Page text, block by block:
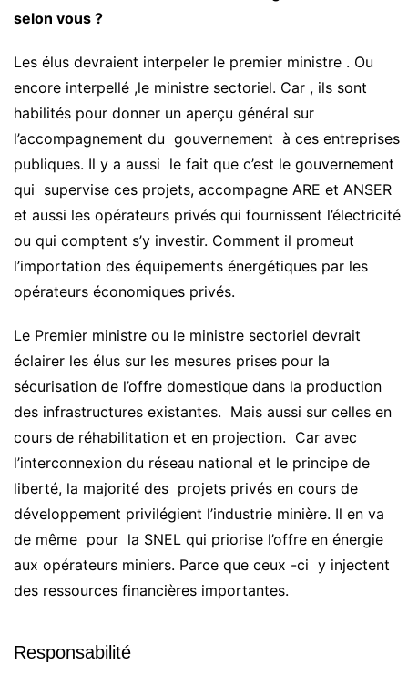
selon vous ?
Les élus devraient interpeler le premier ministre . Ou
encore interpellé ,le ministre sectoriel. Car , ils sont
habilités pour donner un aperçu général sur
l’accompagnement du gouvernement à ces entreprises
publiques. Il y a aussi le fait que c’est le gouvernement
qui supervise ces projets, accompagne ARE et ANSER
et aussi les opérateurs privés qui fournissent l’électricité
ou qui comptent s’y investir. Comment il promeut
l’importation des équipements énergétiques par les
opérateurs économiques privés.
Le Premier ministre ou le ministre sectoriel devrait
éclairer les élus sur les mesures prises pour la
sécurisation de l’offre domestique dans la production
des infrastructures existantes. Mais aussi sur celles en
cours de réhabilitation et en projection. Car avec
l’interconnexion du réseau national et le principe de
liberté, la majorité des projets privés en cours de
développement privilégient l’industrie minière. Il en va
de même pour la SNEL qui priorise l’offre en énergie
aux opérateurs miniers. Parce que ceux -ci y injectent
des ressources financières importantes.
Responsabilité